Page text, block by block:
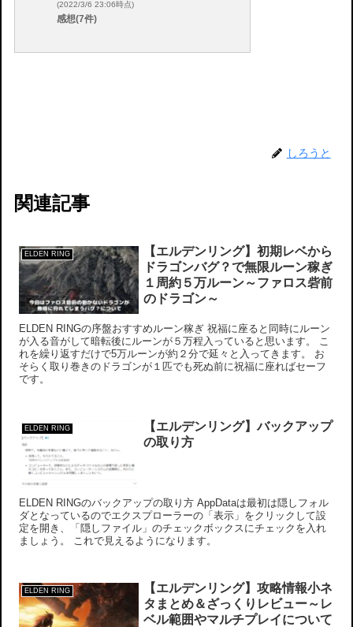
(2022/3/6 23:06時点)
感想(7件)
しろうと
関連記事
ELDEN RING
【エルデンリング】初期レベから
ドラゴンバグ？で無限ルーン稼ぎ
１周約５万ルーン～ファロス砦前
のドラゴン～
ELDEN RINGの序盤おすすめルーン稼ぎ 祝福に座ると同時にルーン
が入る音がして暗転後にルーンが５万程入っていると思います。 こ
れを繰り返すだけで5万ルーンが約２分で延々と入ってきます。 お
そらく取り巻きのドラゴンが１匹でも死ぬ前に祝福に座ればセーフ
です。
ELDEN RING
【エルデンリング】バックアップ
の取り方
ELDEN RINGのバックアップの取り方 AppDataは最初は隠しフォル
ダとなっているのでエクスプローラーの「表示」をクリックして設
定を開き、「隠しファイル」のチェックボックスにチェックを入れ
ましょう。 これで見えるようになります。
ELDEN RING
【エルデンリング】攻略情報小ネ
タまとめ＆ざっくりレビュー～レ
ベル範囲やマルチプレイについて